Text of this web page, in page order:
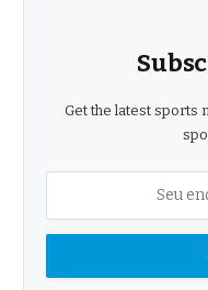
Get the latest sports